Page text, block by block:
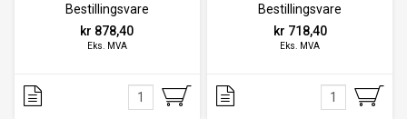
Bestillingsvare
kr 878,40
Eks. MVA
Bestillingsvare
kr 718,40
Eks. MVA